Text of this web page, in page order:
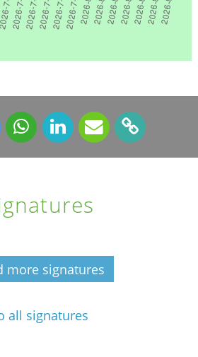
more signatures
all signatures